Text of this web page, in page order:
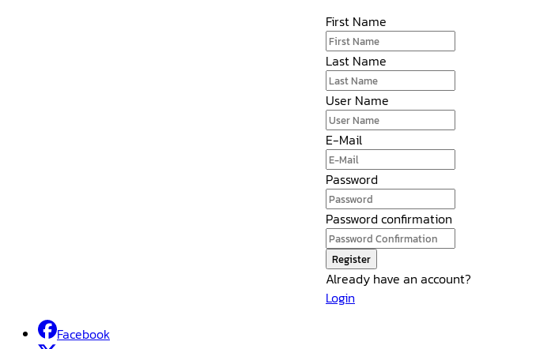
First Name
Last Name
User Name
E-Mail
Password
Password confirmation
Register
Already have an account?
Login
Facebook